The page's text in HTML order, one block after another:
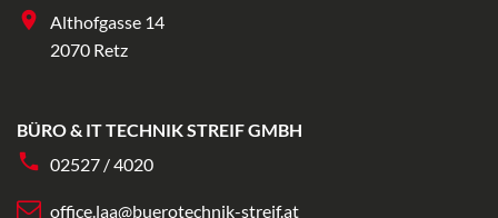
Althofgasse 14
2070 Retz
BÜRO & IT TECHNIK STREIF GMBH
02527 / 4020
office.laa@buerotechnik-streif.at